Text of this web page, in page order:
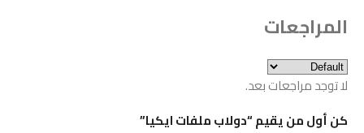
المراجعات
لا توجد مراجعات بعد.
كن أول من يقيم “دولاب ملفات ايكيا”